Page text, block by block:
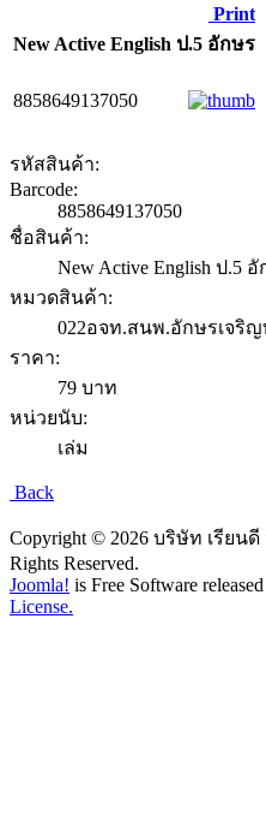
Print
New Active English ป.5 อักษร
8858649137050
รหัสสินค้า:
Barcode:
8858649137050
ชื่อสินค้า:
New Active English ป.5
หมวดสินค้า:
022อจท.สนพ.อักษรเจริ
ราคา:
79 บาท
หน่วยนับ:
เล่ม
Back
Copyright © 2026 บริษัท เรียนดี
Rights Reserved.
Joomla! is Free Software
License.